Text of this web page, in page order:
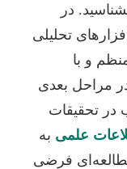
در
تحلیلی
بعدی
علمیبه
فرضی